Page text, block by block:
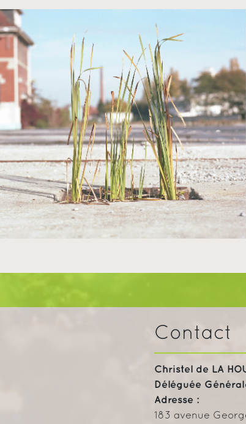
Contact
Christel de LA
Déléguée
Adresse :
183 avenue